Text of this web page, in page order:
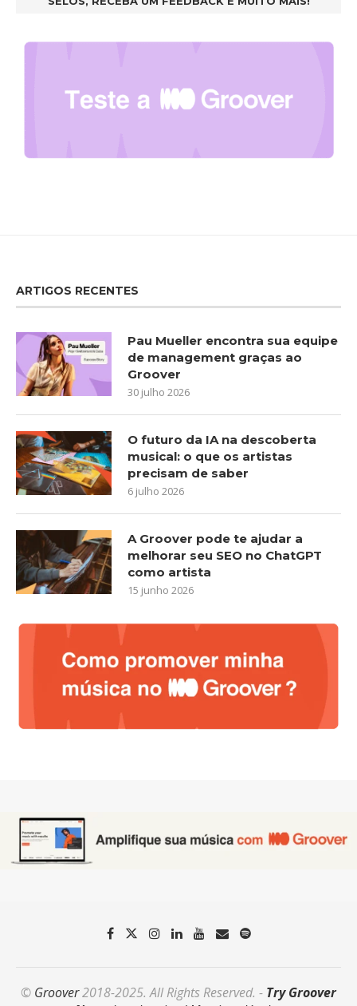
ARTIGOS RECENTES
Pau Mueller encontra sua equipe
de management graças ao
Groover
30 julho 2026
O futuro da IA na descoberta
musical: o que os artistas
precisam de saber
6 julho 2026
A Groover pode te ajudar a
melhorar seu SEO no ChatGPT
como artista
15 junho 2026
© Groover2018-2025. All Rights Reserved. - Try Groover